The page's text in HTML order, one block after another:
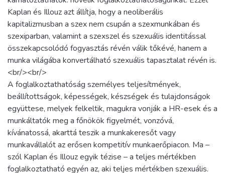
Kaplan és Illouz azt állítja, hogy a neoliberális
kapitalizmusban a szex nem csupán a szexmunkában és
szexiparban, valamint a szexszel és szexuális identitással
összekapcsolódó fogyasztás révén válik tőkévé, hanem a
munka világába konvertálható szexuális tapasztalat révén is.
<br/><br/>
A foglalkoztathatóság személyes teljesítmények,
beállítottságok, képességek, készségek és tulajdonságok
együttese, melyek felkeltik, magukra vonják a HR-esek és a
munkáltatók meg a főnökök figyelmét, vonzóvá,
kívánatossá, akarttá teszik a munkakeresőt vagy
munkavállalót az erősen kompetitív munkaerőpiacon. Ma –
szól Kaplan és Illouz egyik tézise – a teljes mértékben
foglalkoztatható egyén az, aki teljes mértékben szexuális.